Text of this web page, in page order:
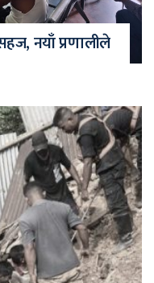
नयाँ प्रणालीले